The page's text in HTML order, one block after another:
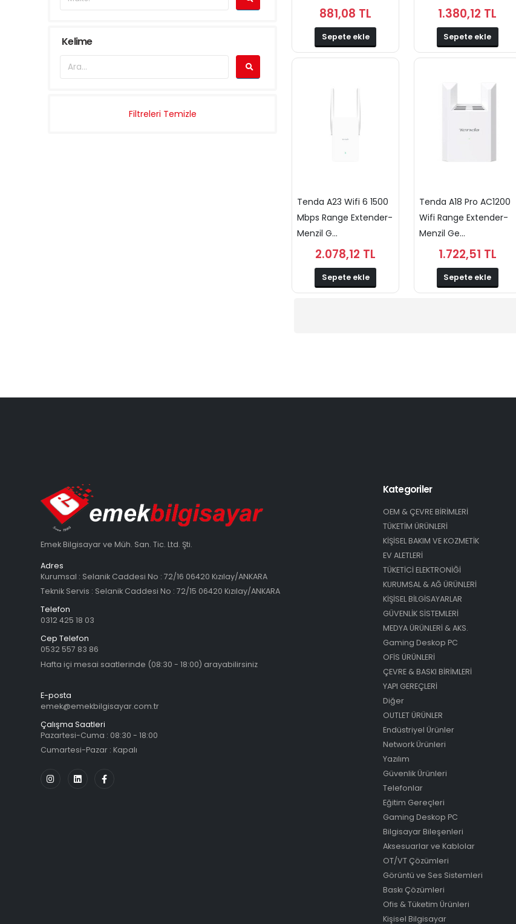
Kelime
Filtreleri Temizle
881,08 TL
Sepete ekle
1.380,12 TL
Sepete ekle
Tenda A23 Wifi 6 1500
Mbps Range Extender-
Menzil G...
2.078,12 TL
Sepete ekle
Tenda A18 Pro AC1200
Wifi Range Extender-
Menzil Ge...
1.722,51 TL
Sepete ekle
Emek Bilgisayar ve Müh. San. Tic. Ltd. Şti.
Adres
Kurumsal : Selanik Caddesi No : 72/16 06420 Kızılay/ANKARA
Teknik Servis : Selanik Caddesi No : 72/15 06420 Kızılay/ANKARA
Telefon
0312 425 18 03
Cep Telefon
0532 557 83 86
Hafta içi mesai saatlerinde (08:30 - 18:00) arayabilirsiniz
E-posta
emek@emekbilgisayar.com.tr
Çalışma Saatleri
Pazartesi-Cuma : 08:30 - 18:00
Cumartesi-Pazar : Kapalı
Kategoriler
OEM & ÇEVRE BİRİMLERİ
TÜKETİM ÜRÜNLERİ
KİŞİSEL BAKIM VE KOZMETİK
EV ALETLERİ
TÜKETİCİ ELEKTRONİĞİ
KURUMSAL & AĞ ÜRÜNLERİ
KİŞİSEL BİLGİSAYARLAR
GÜVENLİK SİSTEMLERİ
MEDYA ÜRÜNLERİ & AKS.
Gaming Deskop PC
OFİS ÜRÜNLERİ
ÇEVRE & BASKI BİRİMLERİ
YAPI GEREÇLERİ
Diğer
OUTLET ÜRÜNLER
Endüstriyel Ürünler
Network Ürünleri
Yazılım
Güvenlik Ürünleri
Telefonlar
Eğitim Gereçleri
Gaming Deskop PC
Bilgisayar Bileşenleri
Aksesuarlar ve Kablolar
OT/VT Çözümleri
Görüntü ve Ses Sistemleri
Baskı Çözümleri
Ofis & Tüketim Ürünleri
Kişisel Bilgisayar